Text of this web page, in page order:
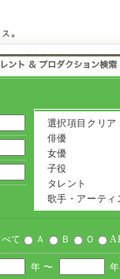
選択項目クリア
俳優
女優
子役
タレント
歌手・アーティ
べて Ａ Ｂ Ｏ
年 〜